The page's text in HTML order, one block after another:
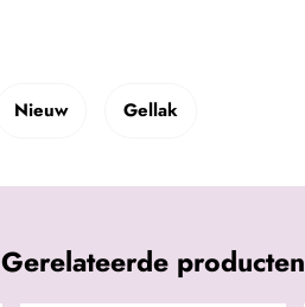
Nieuw Gellak
Gerelateerde producten